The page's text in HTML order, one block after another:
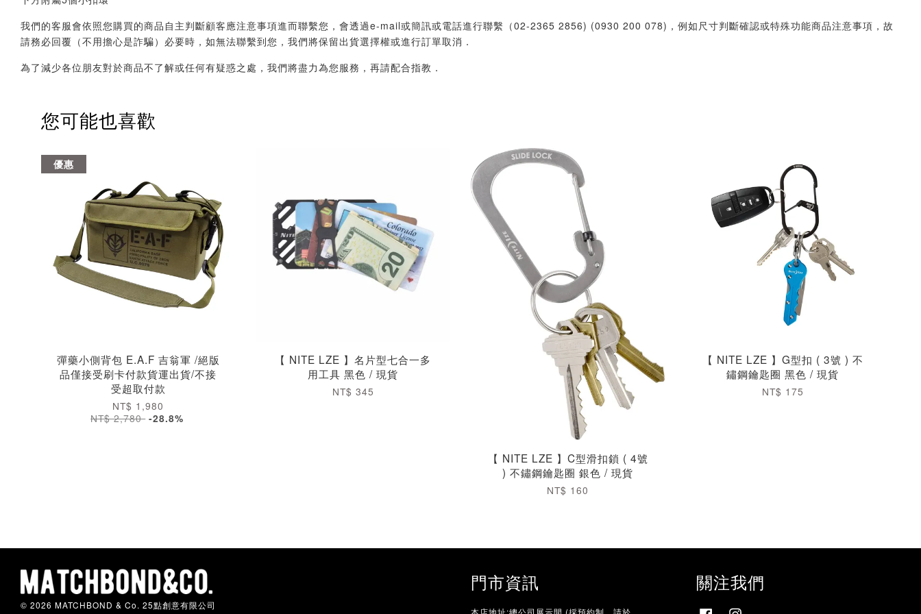
我們的客服會依照您購買的商品自主判斷顧客應注意事項進而聯繫您，會透過e-mail或簡訊或電話進行聯繫（02-2365 2856) (0930 200 078)，例如尺寸判斷確認或特殊功能商品注意事項，故
請務必回覆（不用擔心是詐騙）必要時，如無法聯繫到您，我們將保留出貨選擇權或進行訂單取消．
為了減少各位朋友對於商品不了解或任何有疑惑之處，我們將盡力為您服務，再請配合指教．
您可能也喜歡
優惠
彈藥小側背包 E.A.F 吉翁軍 /絕版
品僅接受刷卡付款貨運出貨/不接
受超取付款
NT$ 1,980
NT$ 2,780 -28.8%
【 NITE LZE 】名片型七合一多
用工具 黑色 / 現貨
NT$ 345
【 NITE LZE 】C型滑扣鎖 ( 4號
) 不鏽鋼鑰匙圈 銀色 / 現貨
NT$ 160
【 NITE LZE 】G型扣 ( 3號 ) 不
鏽鋼鑰匙圈 黑色 / 現貨
NT$ 175
© 2026 MATCHBOND & Co. 25點創意有限公司
門市資訊
本店地址:總公司展示間 (採預約制，請於
關注我們
Facebook